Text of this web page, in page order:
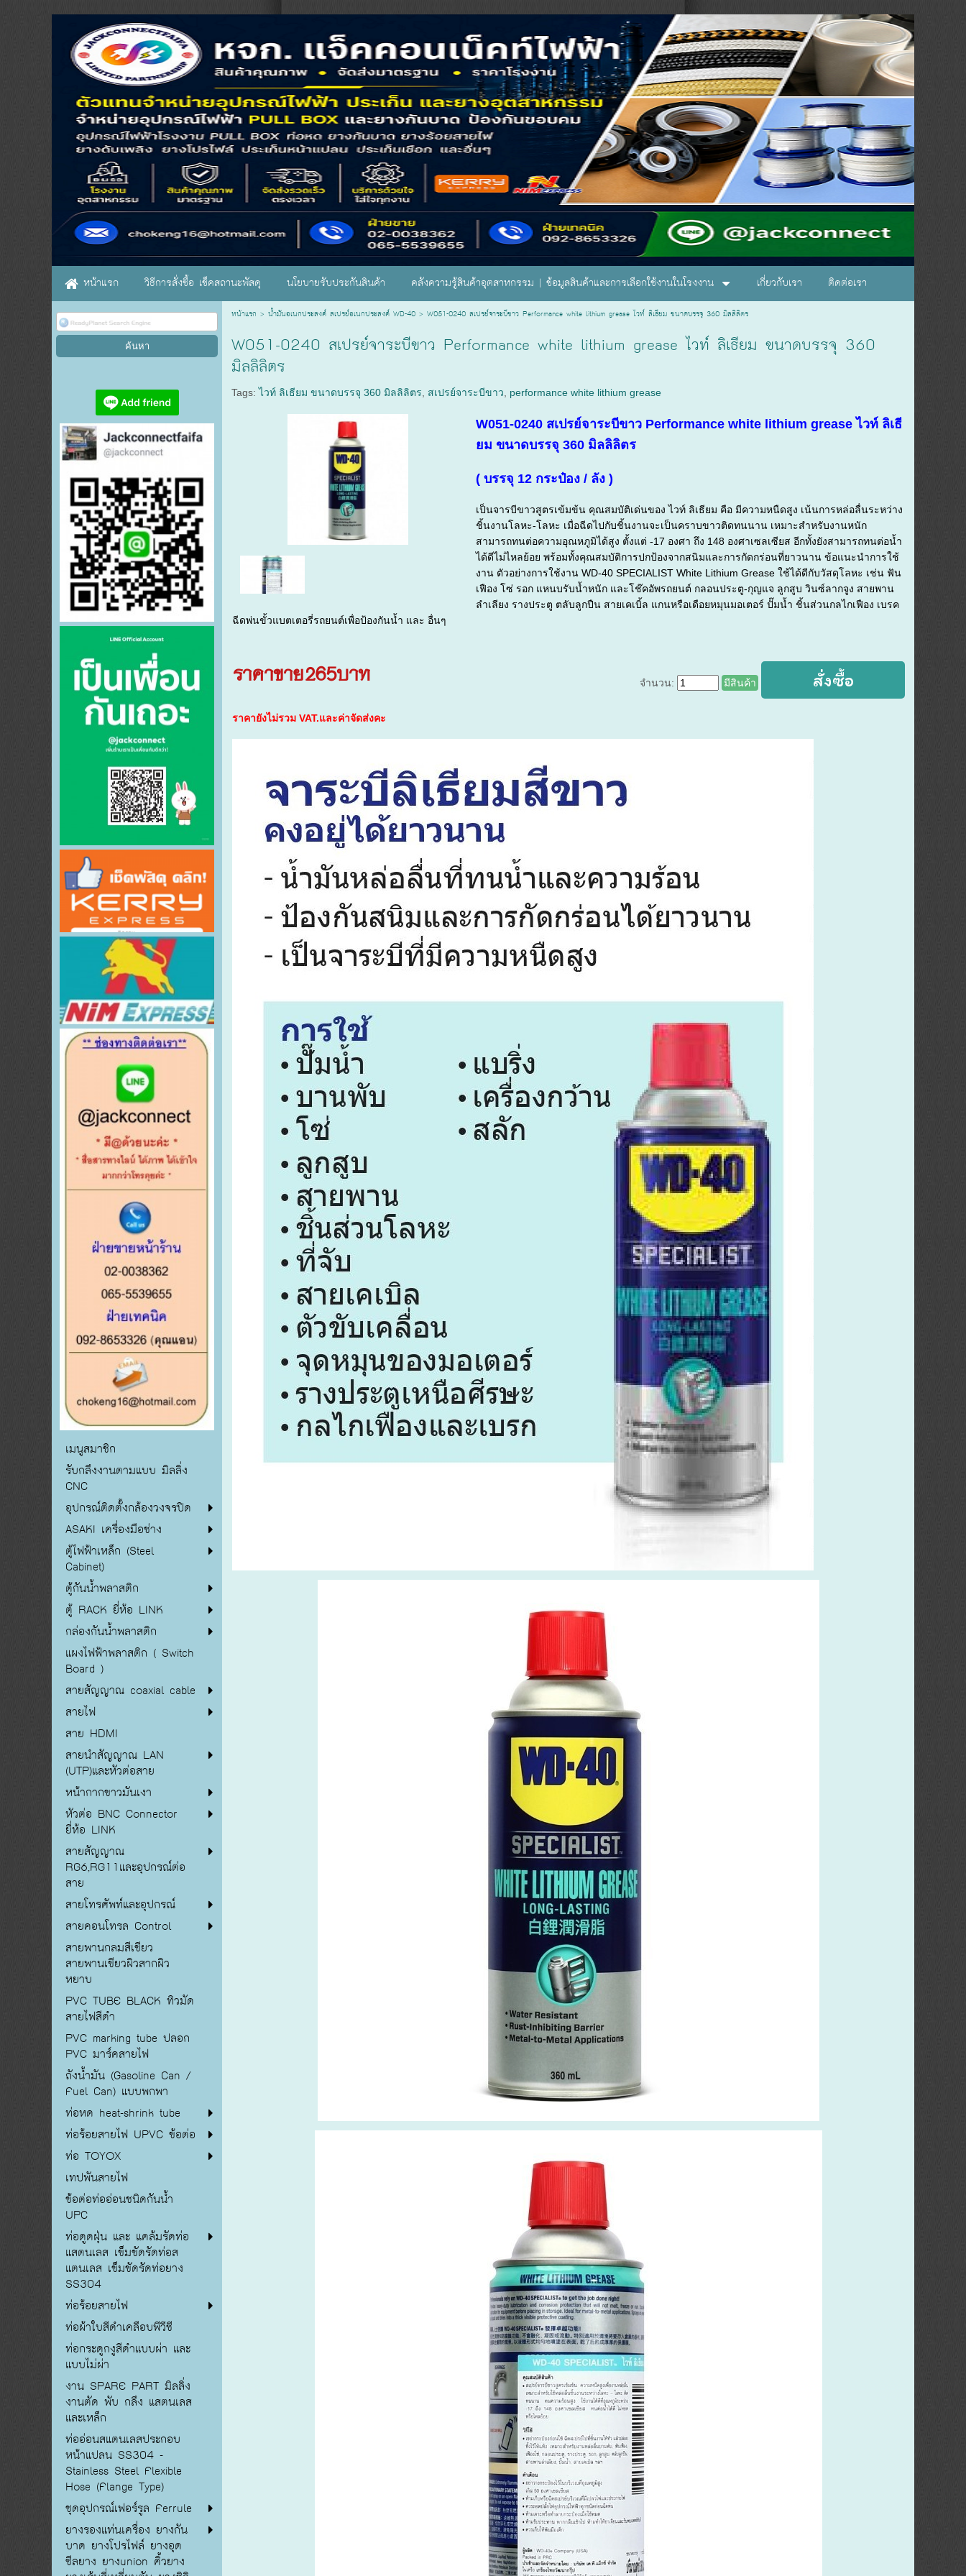
หน้าแรก วิธีการสั่งซื้อ เช็คสถานะพัสดุ นโยบายรับประกันสินค้า คลังความรู้สินค้าอุตสาหกรรม | ข้อมูลสินค้าและการเลือกใช้งานในโรงงาน เกี่ยวกับเรา ติดต่อเรา
เมนูสมาชิก
รับกลึงงานตามแบบ มิลลิ่ง
CNC
อุปกรณ์ติดตั้งกล้องวงจรปิด
ASAKI เครื่องมือช่าง
ตู้ไฟฟ้าเหล็ก (Steel
Cabinet)
ตู้กันน้ำพลาสติก
ตู้ RACK ยี่ห้อ LINK
กล่องกันน้ำพลาสติก
แผงไฟฟ้าพลาสติก ( Switch
Board )
สายสัญญาณ coaxial cable
สายไฟ
สาย HDMI
สายนำสัญญาณ LAN
(UTP)และหัวต่อสาย
หน้ากากขาวมันเงา
หัวต่อ BNC Connector
ยี่ห้อ LINK
สายสัญญาณ
RG6,RG11และอุปกรณ์ต่อ
สาย
สายโทรศัพท์และอุปกรณ์
สายคอนโทรล Control
สายพานกลมสีเขียว
สายพานเขียวผิวสากผิว
หยาบ
PVC TUBE BLACK ทิวมัด
สายไฟสีดำ
PVC marking tube ปลอก
PVC มาร์คสายไฟ
ถังน้ำมัน (Gasoline Can /
Fuel Can) แบบพกพา
ท่อหด heat-shrink tube
ท่อร้อยสายไฟ UPVC ข้อต่อ
ท่อ TOYOX
เทปพันสายไฟ
ข้อต่อท่ออ่อนชนิดกันน้ำ
UPC
ท่อดูดฝุ่น และ แคล้มรัดท่อ
แสตนเลส เข็มขัดรัดท่อส
แตนเลส เข็มขัดรัดท่อยาง
SS304
ท่อร้อยสายไฟ
ท่อผ้าใบสีดำเคลือบพีวีซี
ท่อกระดูกงูสีดำแบบผ่า และ
แบบไม่ผ่า
งาน SPARE PART มิลลิ่ง
งานตัด พับ กลึง แสตนเลส
และเหล็ก
ท่ออ่อนสแตนเลสประกอบ
หน้าแปลน SS304 -
Stainless Steel Flexible
Hose (Flange Type)
ชุดอุปกรณ์เฟอร์รูล Ferrule
ยางรองแท่นเครื่อง ยางกัน
บาด ยางโปรไฟล์ ยางอุด
ซีลยาง ยางunion คิ้วยาง
หน้าแรก > น้ำมันอเนกประสงค์ สเปรย์อเนกประสงค์ WD-40> W051-0240 สเปรย์จาระบีขาว Performance white lithium grease ไวท์ ลิเธียม ขนาดบรรจุ 360 มิลลิลิตร
W051-0240 สเปรย์จาระบีขาว Performance white lithium grease ไวท์ ลิเธียม ขนาดบรรจุ 360
มิลลิลิตร
Tags:ไวท์ ลิเธียม ขนาดบรรจุ 360 มิลลิลิตร สเปรย์จาระบีขาว performance white lithium grease
W051-0240 สเปรย์จาระบีขาว Performance white lithium grease ไวท์ ลิเธี
ยม ขนาดบรรจุ 360 มิลลิลิตร
( บรรจุ 12 กระป๋อง / ลัง )
เป็นจารบีขาวสูตรเข้มข้น คุณสมบัติเด่นของ ไวท์ ลิเธียม คือ มีความหนืดสูง เน้นการหล่อลื่นระหว่าง
ชิ้นงานโลหะ-โลหะ เมื่อฉีดไปกับชิ้นงานจะเป็นคราบขาวติดทนนาน เหมาะสำหรับงานหนัก
สามารถทนต่อความอุณหภูมิได้สูง ตั้งแต่ -17 องศา ถึง 148 องศาเซลเซียส อีกทั้งยังสามารถทนต่อน้ำ
ได้ดีไม่ไหลย้อย พร้อมทั้งคุณสมบัติการปกป้องจากสนิมและการกัดกร่อนที่ยาวนาน ข้อแนะนำการใช้
งาน ตัวอย่างการใช้งาน WD-40 SPECIALIST White Lithium Grease ใช้ได้ดีกับวัสดุโลหะ เช่น ฟัน
เฟือง โซ่ รอก แหนบรับน้ำหนัก และโช๊คอัพรถยนต์ กลอนประตู-กุญแจ ลูกสูบ วินซ์ลากจูง สายพาน
ลำเลียง รางประตู ตลับลูกปืน สายเคเบิ้ล แกนหรือเดือยหมุนมอเตอร์ ปั๊มน้ำ ชิ้นส่วนกลไกเฟือง เบรค
ฉีดพ่นขั้วแบตเตอรี่รถยนต์เพื่อป้องกันน้ำ และ อื่นๆ
ราคาขาย265บาท จำนวน: มีสินค้า
ราคายังไม่รวม VAT.และค่าจัดส่งคะ